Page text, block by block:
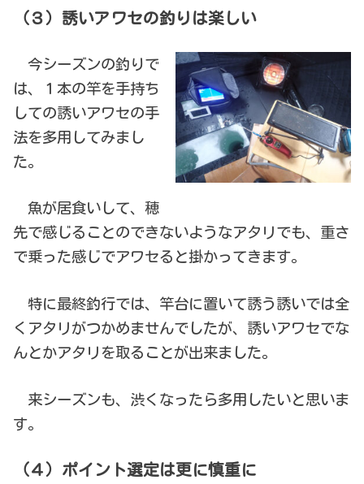
（３）誘いアワセの釣りは楽しい
今シーズンの釣りで
は、１本の竿を手持ち
しての誘いアワセの手
法を多用してみまし
た。
魚が居食いして、穂
先で感じることのできないようなアタリでも、重さ
で乗った感じでアワセると掛かってきます。
特に最終釣行では、竿台に置いて誘う誘いでは全
くアタリがつかめませんでしたが、誘いアワセでな
んとかアタリを取ることが出来ました。
来シーズンも、渋くなったら多用したいと思いま
す。
（４）ポイント選定は更に慎重に